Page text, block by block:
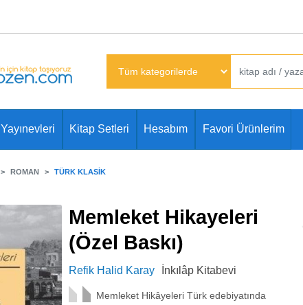
Yayınevleri Kitap Setleri Hesabım Favori Ürünlerim
ROMAN TÜRK KLASIK
Memleket Hikayeleri
(Özel Baskı)
Refik Halid Karay İnkılâp Kitabevi
Memleket Hikâyeleri Türk edebiyatında